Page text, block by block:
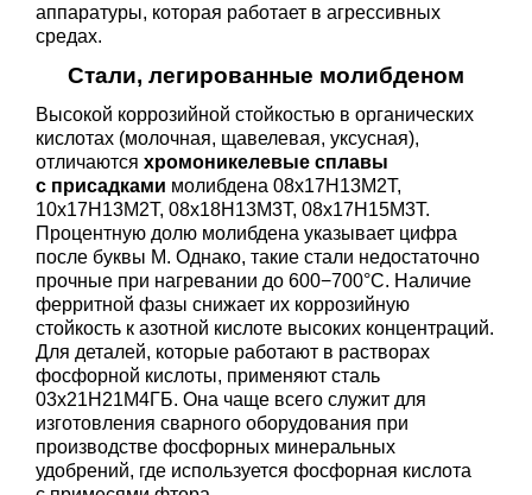
аппаратуры, которая работает в агрессивных
средах.
Стали, легированные молибденом
Высокой коррозийной стойкостью в органических
кислотах (молочная, щавелевая, уксусная),
отличаются хромоникелевые сплавы
с присадками молибдена 08x17Н13М2Т,
10x17Н13М2Т, 08x18Н13М3Т, 08x17Н15М3Т.
Процентную долю молибдена указывает цифра
после буквы М. Однако, такие стали недостаточно
прочные при нагревании до 600−700°С. Наличие
ферритной фазы снижает их коррозийную
стойкость к азотной кислоте высоких концентраций.
Для деталей, которые работают в растворах
фосфорной кислоты, применяют сталь
03x21Н21М4ГБ. Она чаще всего служит для
изготовления сварного оборудования при
производстве фосфорных минеральных
удобрений, где используется фосфорная кислота